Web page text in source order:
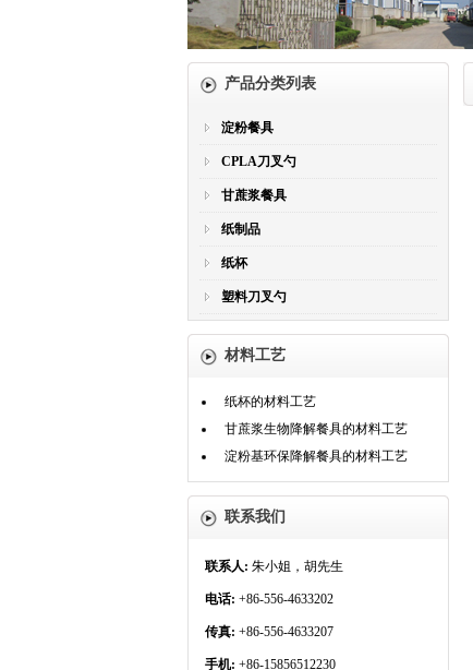
产品分类列表
淀粉餐具
CPLA刀叉勺
甘蔗浆餐具
纸制品
纸杯
塑料刀叉勺
材料工艺
纸杯的材料工艺
甘蔗浆生物降解餐具的材料工艺
淀粉基环保降解餐具的材料工艺
联系我们
联系人: 朱小姐，胡先生
电话: +86-556-4633202
传真: +86-556-4633207
手机: +86-15856512230